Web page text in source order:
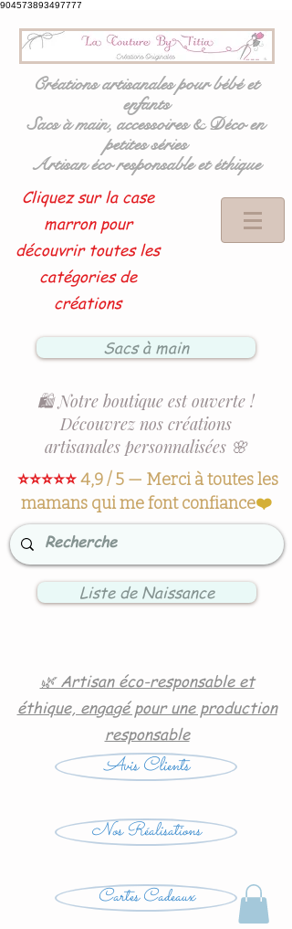
904573893497777
Créations artisanales pour bébé et
enfants
Sacs à main, accessoires & Déco en
petites séries
Artisan éco responsable et éthique
Cliquez sur la case
marron pour
découvrir toutes les
catégories de
créations
Sacs à main
🛍️ Notre boutique est ouverte !
Découvrez nos créations
artisanales personnalisées 🌸
⭐⭐⭐⭐⭐4,9 / 5 — Merci à toutes les
mamans qui me font confiance❤️
Liste de Naissance
🌿 Artisan éco-responsable et
éthique, engagé pour une production
responsable
Avis Clients
Nos Réalisations
Cartes Cadeaux